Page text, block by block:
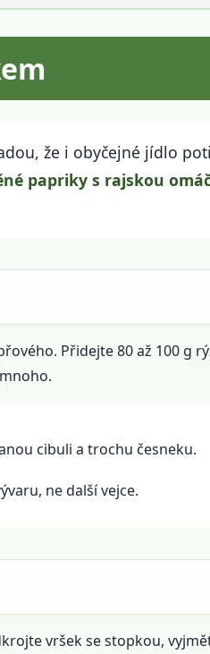
že i obyčejné jídlo
papriky s rajskou
Přidejte 80 až 100 g
cibuli a trochu česneku.
ne další vejce.
vršek se stopkou,